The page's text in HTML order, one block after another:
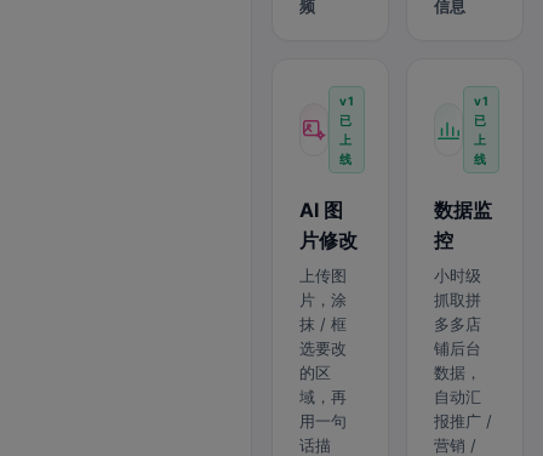
频
信息
v1
已
上
线
AI 图
片修改
上传图
片，涂
抹 / 框
选要改
的区
域，再
用一句
话描
v1
已
上
线
数据监
控
小时级
抓取拼
多多店
铺后台
数据，
自动汇
报推广 /
营销 /